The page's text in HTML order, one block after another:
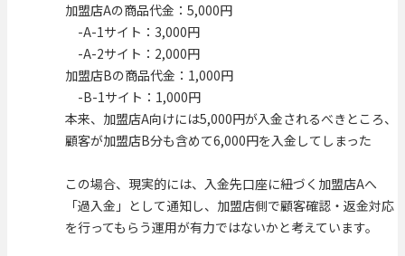
加盟店Aの商品代金：5,000円
-A-1サイト：3,000円
-A-2サイト：2,000円
加盟店Bの商品代金：1,000円
-B-1サイト：1,000円
本来、加盟店A向けには5,000円が入金されるべきところ、
顧客が加盟店B分も含めて6,000円を入金してしまった
この場合、現実的には、入金先口座に紐づく加盟店Aへ
「過入金」として通知し、加盟店側で顧客確認・返金対応
を行ってもらう運用が有力ではないかと考えています。